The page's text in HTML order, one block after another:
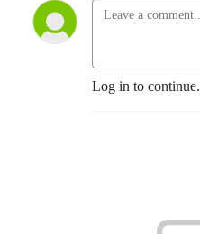
Log in to continue.